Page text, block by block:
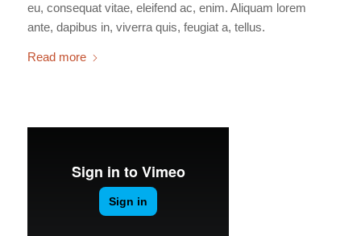
eu, consequat vitae, eleifend ac, enim. Aliquam lorem
ante, dapibus in, viverra quis, feugiat a, tellus.
Read more